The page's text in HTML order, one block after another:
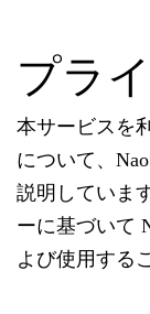
プラ
本サービスを
について、
説明していま
ーに基づいて
よび使用する